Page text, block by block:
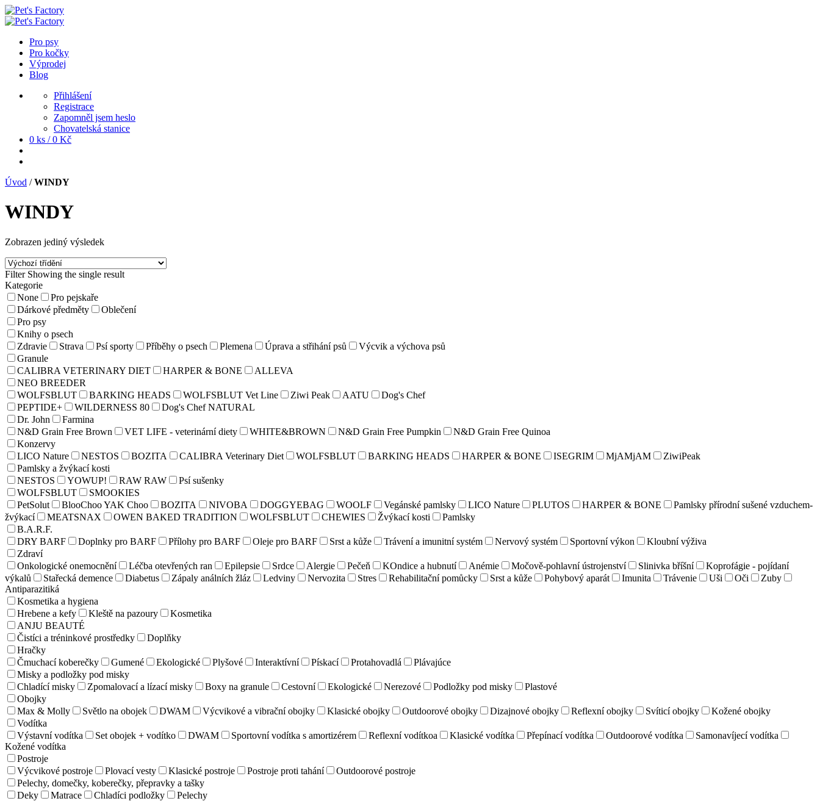
Pro psy
Pro kočky
Výprodej
Blog
Přihlášení
Registrace
Zapomněl jsem heslo
Chovatelská stanice
0 ks / 0 Kč
Úvod /WINDY
WINDY
Zobrazen jediný výsledek
Filter Showing the single result
Kategorie
None
Pro pejskaře
Dárkové předměty
Oblečení
Pro psy
Knihy o psech
Zdravie
Strava Psí sporty Příběhy o psech Plemena Úprava a střihání psů
Výcvik a výchova psů
Granule
CALIBRA VETERINARY DIET
HARPER & BONE
ALLEVA
NEO BREEDER
WOLFSBLUT
BARKING HEADS WOLFSBLUT Vet Line Ziwi Peak AATU
Dog's Chef
PEPTIDE+
WILDERNESS 80
Dog's Chef NATURAL
Dr. John
Farmina
N&D Grain Free Brown
VET LIFE - veterinární diety WHITE&BROWN N&D Grain Free Pumpkin
N&D Grain Free Quinoa
Konzervy
LICO Nature
NESTOS BOZITA CALIBRA Veterinary Diet WOLFSBLUT BARKING HEADS HARPER & BONE ISEGRIM MjAMjAM
ZiwiPeak
Pamlsky a žvýkací kosti
NESTOS
YOWUP! RAW RAW
Psí sušenky
WOLFSBLUT
SMOOKIES
PetSolut
BlooChoo YAK Choo BOZITA NIVOBA DOGGYEBAG WOOLF Vegánské pamlsky LICO Nature PLUTOS HARPER & BONE
Pamlsky přírodní sušené vzduchem-
žvýkací
MEATSNAX OWEN BAKED TRADITION WOLFSBLUT CHEWIES Žvýkací kosti
Pamlsky
B.A.R.F.
DRY BARF
Doplnky pro BARF Přílohy pro BARF Oleje pro BARF Srst a kůže Trávení a imunitní systém Nervový systém Sportovní výkon
Kloubní výživa
Zdraví
Onkologické onemocnění
Léčba otevřených ran Epilepsie Srdce Alergie Pečeň KOndice a hubnutí Anémie Močově-pohlavní ústrojenství Slinivka bříšní
Koprofágie - pojídaní
výkalů
Stařecká demence Diabetus Zápaly análních žláz Ledviny Nervozita Stres Rehabilitační pomůcky Srst a kůže Pohybový aparát Imunita Trávenie Uši Oči
Zuby
Antiparazitiká
Kosmetika a hygiena
Hrebene a kefy
Kleště na pazoury
Kosmetika
ANJU BEAUTÉ
Čistíci a tréninkové prostředky
Doplňky
Hračky
Čmuchací koberečky
Gumené Ekologické Plyšové Interaktívní Pískací Protahovadlá
Plávajúce
Misky a podložky pod misky
Chladící misky
Zpomalovací a lízací misky Boxy na granule Cestovní Ekologické Nerezové Podložky pod misky
Plastové
Obojky
Max & Molly
Světlo na obojek DWAM Výcvikové a vibrační obojky Klasické obojky Outdoorové obojky Dizajnové obojky Reflexní obojky Svíticí obojky
Kožené obojky
Vodítka
Výstavní vodítka
Set obojek + vodítko DWAM Sportovní vodítka s amortizérem Reflexní vodítkoa Klasické vodítka Přepínací vodítka Outdoorové vodítka
Samonavíjecí vodítka
Kožené vodítka
Postroje
Výcvikové postroje
Plovací vesty Klasické postroje Postroje proti tahání
Outdoorové postroje
Pelechy, domečky, koberečky, přepravky a tašky
Deky
Matrace Chladíci podložky
Pelechy